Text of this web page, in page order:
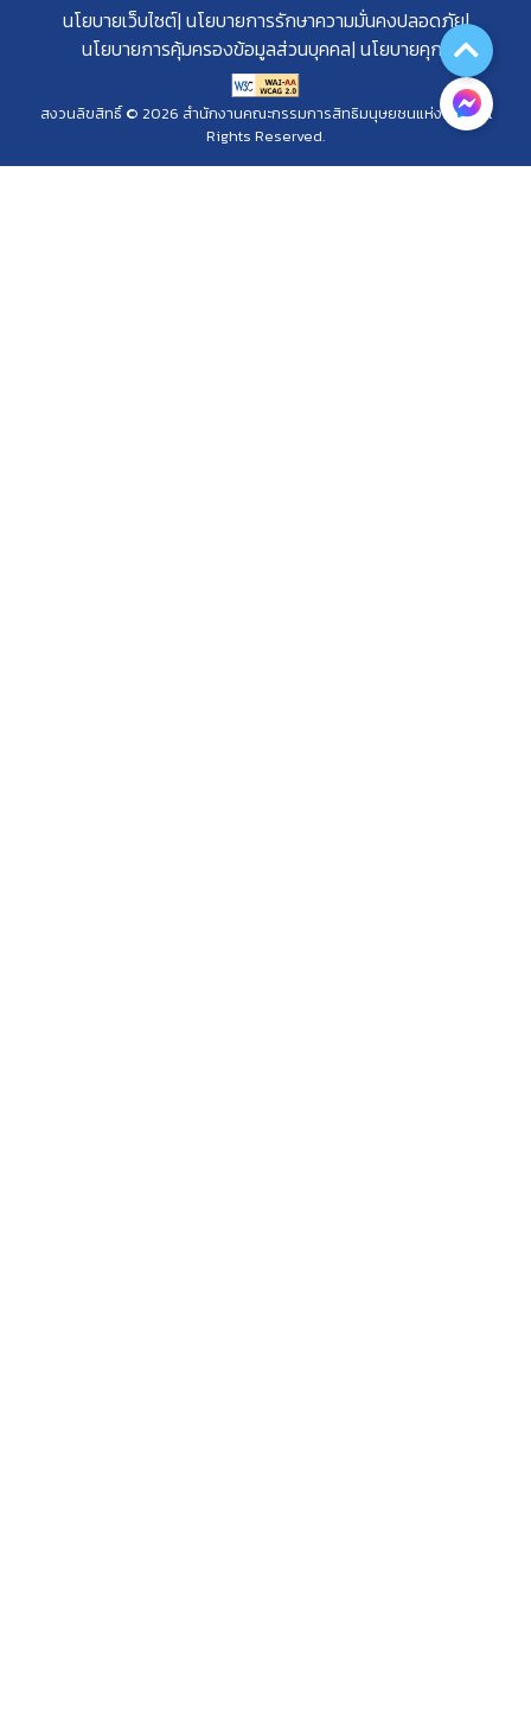
นโยบายเว็บไซต์ นโยบายการรักษาความมั่นคงปลอดภัย
นโยบายการคุ้มครองข้อมูลส่วนบุคคล นโยบายคุกกี้
สงวนลิขสิทธิ์ © 2026 สำนักงานคณะกรรมการสิทธิมนุษยชนแห่งชาติ. All
Rights Reserved.